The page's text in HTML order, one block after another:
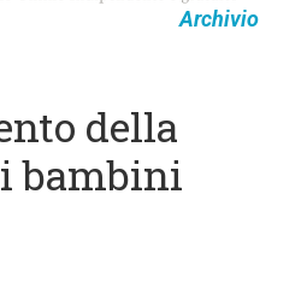
Archivio
della
bambini